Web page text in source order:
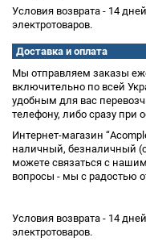
Условия возврата - 14
электротоваров.
Доставка и оплата
Мы отправляем заказы
включительно по всей
удобным для вас
телефону, либо сразу при
Интернет-магазин
наличный, безналичный
можете связаться с
вопросы - мы с радостью
Условия возврата - 14
электротоваров.